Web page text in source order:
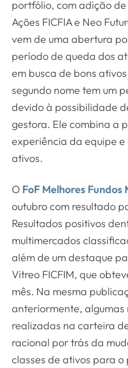
portfólio, com adição de
Ações FICFIA e Neo
vem de uma abertura
período de queda dos
em busca de bons
segundo nome tem um
devido à possibilidade
gestora. Ele combina a
experiência da equipe
ativos.
O FoF Melhores
outubro com resultado
Resultados positivos
multimercados
além de um destaque
Vitreo FICFIM, que
mês. Na mesma
anteriormente,
realizadas na carteira
racional por trás da
classes de ativos para